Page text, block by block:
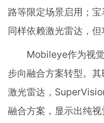
路等限定场景启用；
同样依赖激光雷达，但
Mobileye作为视
步向融合方案转型。
激光雷达，
融合方案，显示出纯